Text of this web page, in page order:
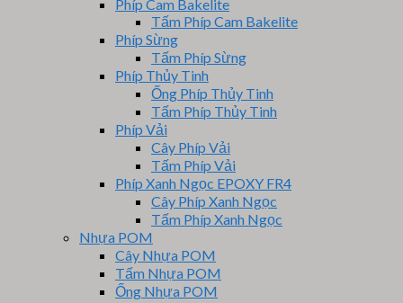
Phíp Cam Bakelite
Tấm Phíp Cam Bakelite
Phíp Sừng
Tấm Phíp Sừng
Phíp Thủy Tinh
Ống Phíp Thủy Tinh
Tấm Phíp Thủy Tinh
Phíp Vải
Cây Phíp Vải
Tấm Phíp Vải
Phíp Xanh Ngọc EPOXY FR4
Cây Phíp Xanh Ngọc
Tấm Phíp Xanh Ngọc
Nhựa POM
Cây Nhựa POM
Tấm Nhựa POM
Ống Nhựa POM